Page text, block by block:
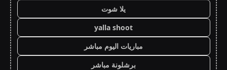
يلا شوت
yalla shoot
مباريات اليوم مباشر
برشلونة مباشر